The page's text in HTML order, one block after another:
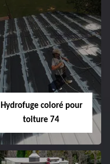
Hydrofuge coloré pour
toiture 74